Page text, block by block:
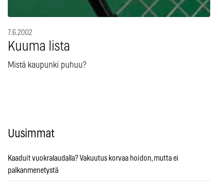
7.6.2002
Kuuma lista
Mistä kaupunki puhuu?
Uusimmat
Kaaduit vuokralaudalla? Vakuutus korvaa hoidon, mutta ei
palkanmenetystä